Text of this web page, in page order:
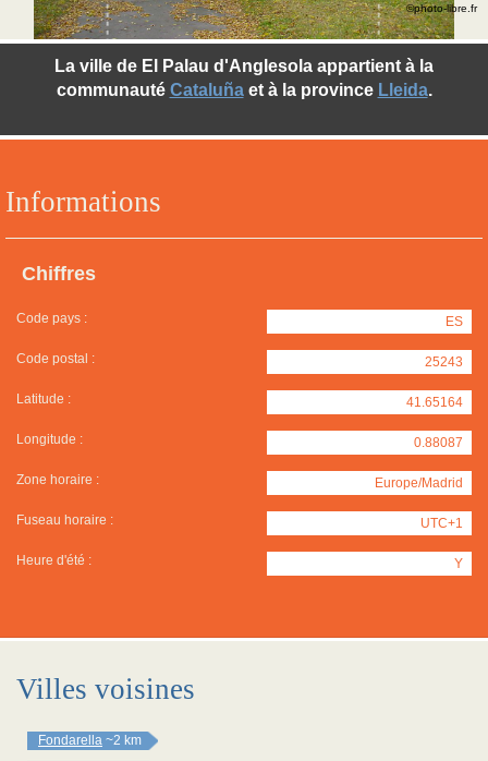
Informations
Chiffres
Code pays : ES
Code postal : 25243
Latitude : 41.65164
Longitude : 0.88087
Zone horaire : Europe/Madrid
Fuseau horaire : UTC+1
Heure d'été : Y
La ville de El Palau d'Anglesola appartient à la
communauté Cataluñaet à la province Lleida.
©photo-libre.fr
Villes voisines
Fondarella ~2 km